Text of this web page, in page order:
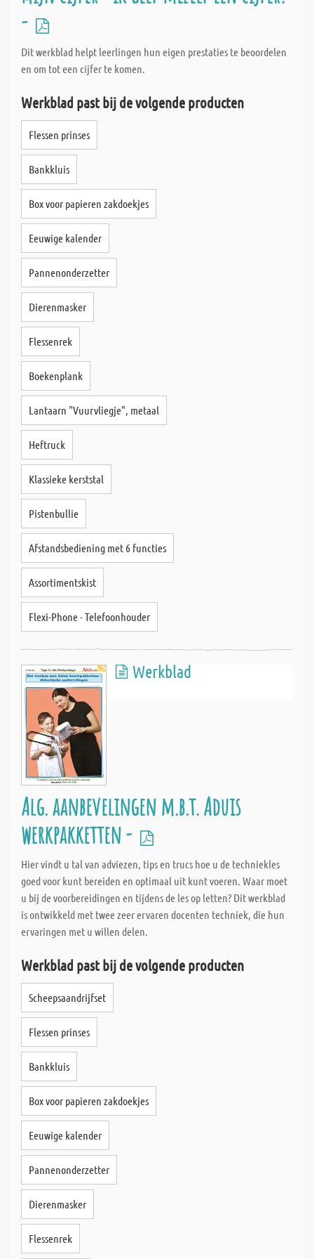
-
Dit werkblad helpt leerlingen hun eigen prestaties te beoordelen
en om tot een cijfer te komen.
Werkblad past bij de volgende producten
Flessen prinses
Bankkluis
Box voor papieren zakdoekjes
Eeuwige kalender
Pannenonderzetter
Dierenmasker
Flessenrek
Boekenplank
Lantaarn "Vuurvliegje", metaal
Heftruck
Klassieke kerststal
Pistenbullie
Afstandsbediening met 6 functies
Assortimentskist
Flexi-Phone - Telefoonhouder
Werkblad
Alg. aanbevelingen m.b.t. Aduis
werkpakketten -
Hier vindt u tal van adviezen, tips en trucs hoe u de techniekles
goed voor kunt bereiden en optimaal uit kunt voeren. Waar moet
u bij de voorbereidingen en tijdens de les op letten? Dit werkblad
is ontwikkeld met twee zeer ervaren docenten techniek, die hun
ervaringen met u willen delen.
Werkblad past bij de volgende producten
Scheepsaandrijfset
Flessen prinses
Bankkluis
Box voor papieren zakdoekjes
Eeuwige kalender
Pannenonderzetter
Dierenmasker
Flessenrek